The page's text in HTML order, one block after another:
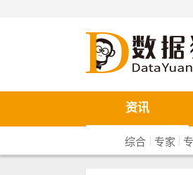
数据猿
资讯
综合 | 专家 |